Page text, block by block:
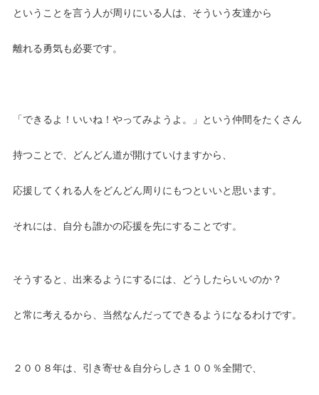
ということを言う人が周りにいる人は、そういう友達から
離れる勇気も必要です。
「できるよ！いいね！やってみようよ。」という仲間をたくさん
持つことで、どんどん道が開けていけますから、
応援してくれる人をどんどん周りにもつといいと思います。
それには、自分も誰かの応援を先にすることです。
そうすると、出来るようにするには、どうしたらいいのか？
と常に考えるから、当然なんだってできるようになるわけです。
２００８年は、引き寄せ＆自分らしさ１００％全開で、